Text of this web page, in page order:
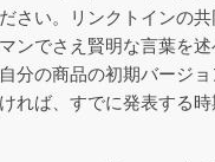
さい。リンクトインの共
ンでさえ賢明な言葉を
分の商品の初期バージョ
れば、すでに発表する